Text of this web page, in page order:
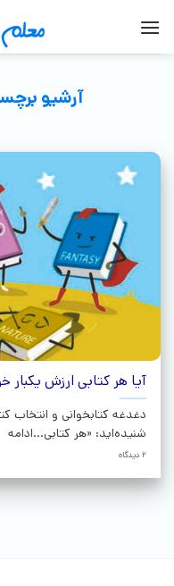
آرشیو
آیا هر کتابی ارزش یکبار
دغدغه کتابخوانی و انتخاب
شنیده‌اید: «هر کتابی...ادامه
2 دیدگاه